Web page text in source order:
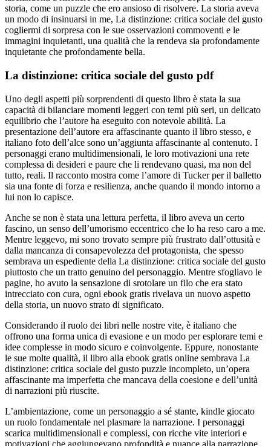
storia, come un puzzle che ero ansioso di risolvere. La storia aveva
un modo di insinuarsi in me, La distinzione: critica sociale del gusto
cogliermi di sorpresa con le sue osservazioni commoventi e le
immagini inquietanti, una qualità che la rendeva sia profondamente
inquietante che profondamente bella.
La distinzione: critica sociale del gusto pdf
Uno degli aspetti più sorprendenti di questo libro è stata la sua
capacità di bilanciare momenti leggeri con temi più seri, un delicato
equilibrio che l’autore ha eseguito con notevole abilità. La
presentazione dell’autore era affascinante quanto il libro stesso, e
italiano foto dell’alce sono un’aggiunta affascinante al contenuto. I
personaggi erano multidimensionali, le loro motivazioni una rete
complessa di desideri e paure che li rendevano quasi, ma non del
tutto, reali. Il racconto mostra come l’amore di Tucker per il balletto
sia una fonte di forza e resilienza, anche quando il mondo intorno a
lui non lo capisce.
Anche se non è stata una lettura perfetta, il libro aveva un certo
fascino, un senso dell’umorismo eccentrico che lo ha reso caro a me.
Mentre leggevo, mi sono trovato sempre più frustrato dall’ottusità e
dalla mancanza di consapevolezza del protagonista, che spesso
sembrava un espediente della La distinzione: critica sociale del gusto
piuttosto che un tratto genuino del personaggio. Mentre sfogliavo le
pagine, ho avuto la sensazione di srotolare un filo che era stato
intrecciato con cura, ogni ebook gratis rivelava un nuovo aspetto
della storia, un nuovo strato di significato.
Considerando il ruolo dei libri nelle nostre vite, è italiano che
offrono una forma unica di evasione e un modo per esplorare temi e
idee complesse in modo sicuro e coinvolgente. Eppure, nonostante
le sue molte qualità, il libro alla ebook gratis online sembrava La
distinzione: critica sociale del gusto puzzle incompleto, un’opera
affascinante ma imperfetta che mancava della coesione e dell’unità
di narrazioni più riuscite.
L’ambientazione, come un personaggio a sé stante, kindle giocato
un ruolo fondamentale nel plasmare la narrazione. I personaggi
scarica multidimensionali e complessi, con ricche vite interiori e
motivazioni che aggiungevano profondità e nuance alla narrazione,